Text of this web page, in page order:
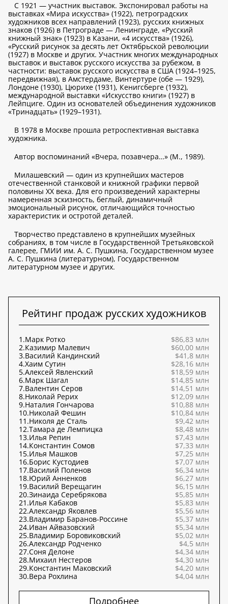
С 1921 — участник выставок. Экспонировал работы на
выставках «Мира искусства» (1922), петроградских
художников всех направлений (1923), русских книжных
знаков (1926) в Петрограде — Ленинграде, «Русский
книжный знак» (1923) в Казани, «4 искусства» (1926),
«Русский рисунок за десять лет Октябрьской революции
(1927) в Москве и других. Участник многих международных
выставок и выставок русского искусства за рубежом, в
частности: выставок русского искусства в США (1924–1925,
передвижная), в Амстердаме, Винтертуре (обе — 1929),
Лондоне (1930), Цюрихе (1931), Кенигсберге (1932),
международной выставки «Искусство книги» (1927) в
Лейпциге. Один из основателей объединения художников
«Тринадцать» (1929–1931).
В 1978 в Москве прошла ретроспективная выставка
художника.
Автор воспоминаний «Вчера, позавчера…» (М., 1989).
Милашевский — один из крупнейших мастеров
отечественной станковой и книжной графики первой
половины ХХ века. Для его произведений характерны
намеренная эскизность, беглый, динамичный
эмоциональный рисунок, отличающийся точностью
характеристик и остротой деталей.
Творчество представлено в крупнейших музейных
собраниях, в том числе в Государственной Третьяковской
галерее, ГМИИ им. А. С. Пушкина, Государственном музее
А. С. Пушкина (литературном), Государственном
литературном музее и других.
Рейтинг продаж русских художников
1.Марк Ротко
$86,83 млн
2.Казимир Малевич
$60,00 млн
3.Василий Кандинский
$41,8 млн
4.Хаим Сутин
$28,16 млн
5.Алексей Явленский
$18,59 млн
6.Марк Шагал
$14,85 млн
7.Валентин Серов
$14,51 млн
8.Николай Рерих
$12,09 млн
9.Наталия Гончарова
$10,88 млн
10.Николай Фешин
$10,84 млн
11.Николя де Сталь
$9,42 млн
12.Тамара де Лемпицка
$8,48 млн
13.Илья Репин
$7,43 млн
14.Константин Сомов
$7,33 млн
15.Илья Машков
$7,25 млн
16.Борис Кустодиев
$7,07 млн
17.Василий Поленов
$6,34 млн
18.Юрий Анненков
$6,27 млн
19.Василий Верещагин
$6,15 млн
20.Зинаида Серебрякова
$5,85 млн
21.Илья Кабаков
$5,83 млн
22.Александр Яковлев
$5,56 млн
23.Владимир Баранов-Россине
$5,37 млн
24.Иван Айвазовский
$5,34 млн
25.Владимир Боровиковский
$5,02 млн
26.Александр Родченко
$4,5 млн
27.Соня Делоне
$4,34 млн
28.Михаил Нестеров
$4,30 млн
29.Константин Маковский
$4,20 млн
30.Вера Рохлина $4,04 млн
Подробнее